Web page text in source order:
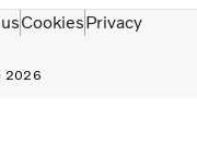
2026
CookiesPrivacy